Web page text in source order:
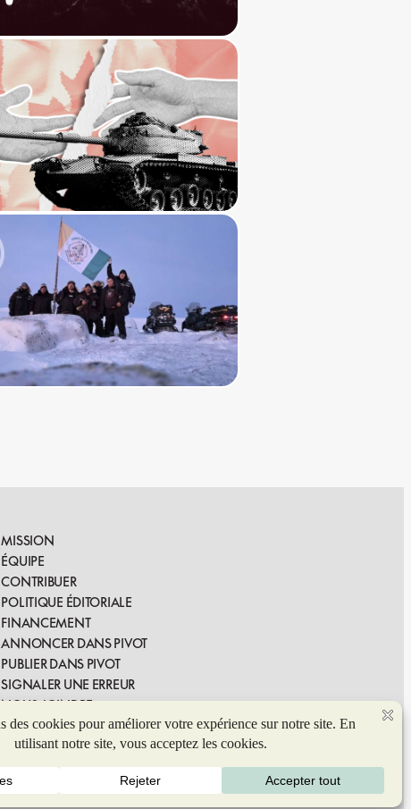
MISSION
ÉQUIPE
CONTRIBUER
POLITIQUE ÉDITORIALE
FINANCEMENT
ANNONCER DANS PIVOT
PUBLIER DANS PIVOT
SIGNALER UNE ERREUR
NOUS JOINDRE
© 2026 Coop de solidarité Pivot. Tous droits réservés.